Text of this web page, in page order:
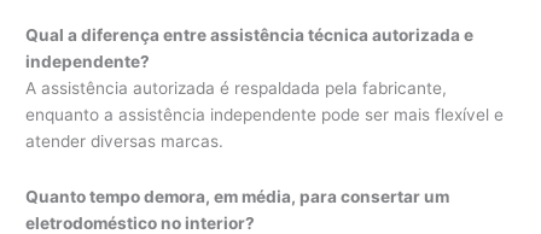
Qual a diferença entre assistência técnica autorizada e
independente?
A assistência autorizada é respaldada pela fabricante,
enquanto a assistência independente pode ser mais flexível e
atender diversas marcas.
Quanto tempo demora, em média, para consertar um
eletrodoméstico no interior?